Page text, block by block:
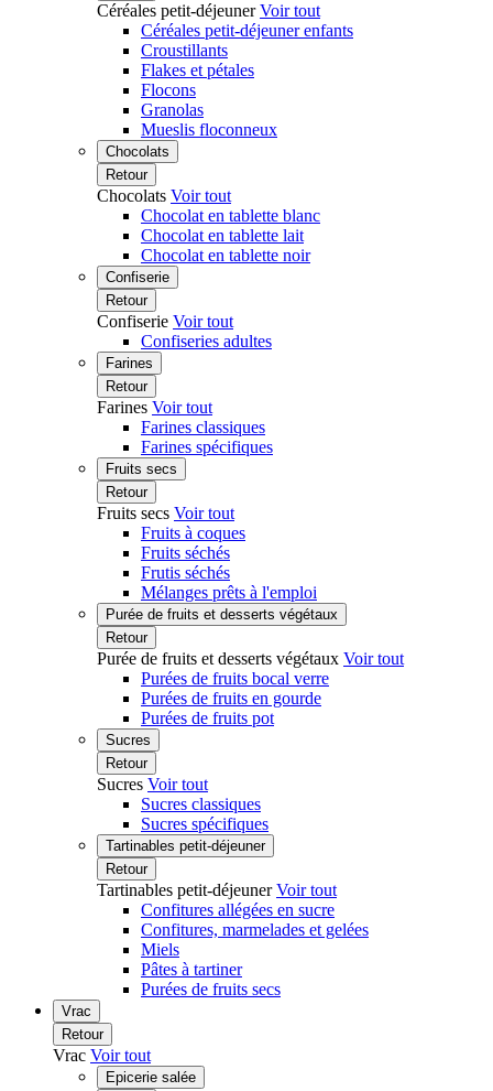
Céréales petit-déjeunerVoir tout
Céréales petit-déjeuner enfants
Croustillants
Flakes et pétales
Flocons
Granolas
Mueslis floconneux
Chocolats
Retour
Chocolats Voir tout
Chocolat en tablette blanc
Chocolat en tablette lait
Chocolat en tablette noir
Confiserie
Retour
Confiserie Voir tout
Confiseries adultes
Farines
Retour
Farines Voir tout
Farines classiques
Farines spécifiques
Fruits secs
Retour
Fruits secs Voir tout
Fruits à coques
Fruits séchés
Frutis séchés
Mélanges prêts à l'emploi
Purée de fruits et desserts végétaux
Retour
Purée de fruits et desserts végétaux Voir tout
Purées de fruits bocal verre
Purées de fruits en gourde
Purées de fruits pot
Sucres
Retour
Sucres Voir tout
Sucres classiques
Sucres spécifiques
Tartinables petit-déjeuner
Retour
Tartinables petit-déjeunerVoir tout
Confitures allégées en sucre
Confitures, marmelades et gelées
Miels
Pâtes à tartiner
Purées de fruits secs
Vrac
Retour
Vrac Voir tout
Epicerie salée